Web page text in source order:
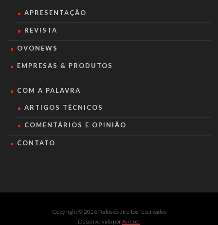
APRESENTAÇÃO
REVISTA
OVONEWS
EMPRESAS & PRODUTOS
COM A PALAVRA
ARTIGOS TÉCNICOS
COMENTÁRIOS E OPINIÃO
CONTATO
Copyright © 2026 Todos os direitos reservados
Desenvolvido porAireset